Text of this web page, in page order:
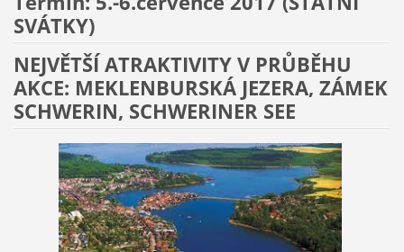
SVÁTKY)
NEJVĚTŠÍ ATRAKTIVITY V PRŮBĚHU
AKCE: MEKLENBURSKÁ JEZERA, ZÁMEK
SCHWERIN, SCHWERINER SEE